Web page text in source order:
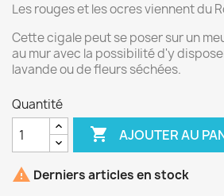
Les rouges et les ocres viennent du
Cette cigale peut se poser sur un
au mur avec la possibilité d'y
lavande ou de fleurs séchées.
Quantité
 AJOUTER AU
 Derniers articles en stock